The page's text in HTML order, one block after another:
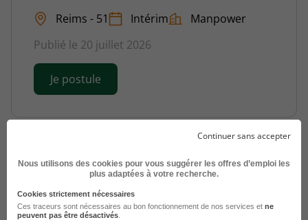
Reims - 51 Intérim
Manpower
Publié le 20 juillet 2026
Je postule
Continuer sans accepter
Nous utilisons des cookies pour vous suggérer les offres d’emploi les
plus adaptées à votre recherche.
Cookies strictement nécessaires
Ces traceurs sont nécessaires au bon fonctionnement de nos services et ne
peuvent pas être désactivés